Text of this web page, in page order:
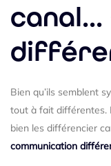
Bien qu’ils semblent
tout à fait différentes.
bien les différencier
communication